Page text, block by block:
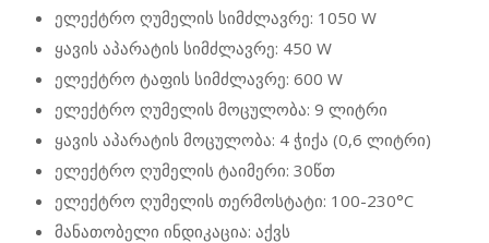
ელექტრო ღუმელის სიმძლავრე: 1050 W
ყავის აპარატის სიმძლავრე: 450 W
ელექტრო ტაფის სიმძლავრე: 600 W
ელექტრო ღუმელის მოცულობა: 9 ლიტრი
ყავის აპარატის მოცულობა: 4 ჭიქა (0,6 ლიტრი)
ელექტრო ღუმელის ტაიმერი: 30წთ
ელექტრო ღუმელის თერმოსტატი: 100-230°С
მანათობელი ინდიკაცია: აქვს